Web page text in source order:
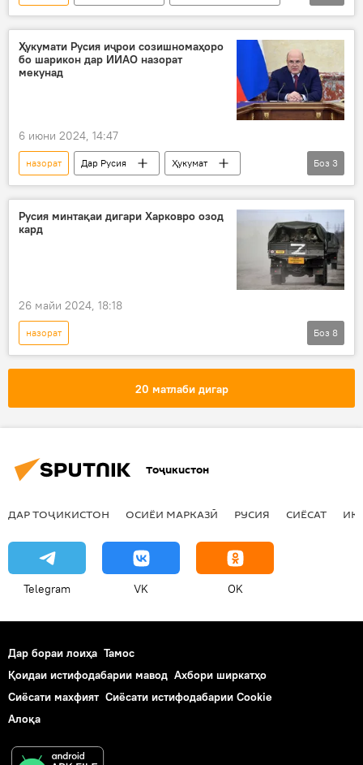
Ҷамолиддин Абдуллозода
Ҳукумати Русия иҷрои созишномаҳоро
бо шарикон дар ИИАО назорат
мекунад
6 июни 2024, 14:47
назорат Дар Русия
Ҳукумат
ИИАО
созишнома
Михаил Мишустин
Боз 3
Русия минтақаи дигари Харковро озод
кард
26 майи 2024, 18:18
назорат
Амалиёти вижаи Русия барои ҳимояи Донбасс: охирин хабарҳо
вижа
низомӣ
Ғарб
Украина
Боз 8
20 матлаби дигар
Тоҷикистон
ДАР ТОҶИКИСТОН ОСИЁИ МАРКАЗӢ РУСИЯ СИЁСАТ
Telegram VK OK
Дар бораи лоиҳа Тамос
Қоидаи истифодабарии мавод Ахбори ширкатҳо
Сиёсати махфият Сиёсати истифодабарии Cookie
Алоқа